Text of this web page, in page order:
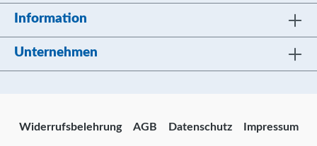
Information
Unternehmen
Widerrufsbelehrung AGB Datenschutz Impressum